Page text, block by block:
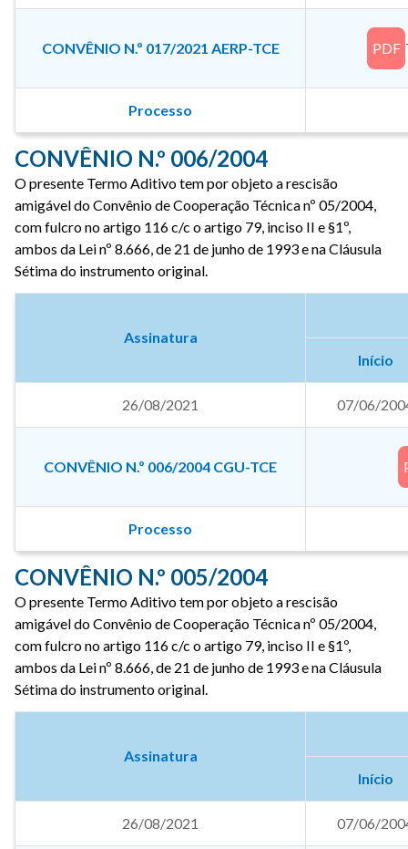
CONVÊNIO N.º 017/2021 AERP-TCE PDF
Processo
CONVÊNIO N.º 006/2004
O presente Termo Aditivo tem por objeto a rescisão
amigável do Convênio de Cooperação Técnica nº 05/2004,
com fulcro no artigo 116 c/c o artigo 79, inciso II e §1º,
ambos da Lei nº 8.666, de 21 de junho de 1993 e na Cláusula
Sétima do instrumento original.
Assinatura
Início
26/08/2021 07/06/
CONVÊNIO N.º 006/2004 CGU-TCE
Processo
CONVÊNIO N.º 005/2004
O presente Termo Aditivo tem por objeto a rescisão
amigável do Convênio de Cooperação Técnica nº 05/2004,
com fulcro no artigo 116 c/c o artigo 79, inciso II e §1º,
ambos da Lei nº 8.666, de 21 de junho de 1993 e na Cláusula
Sétima do instrumento original.
Assinatura
Início
26/08/2021 07/06/